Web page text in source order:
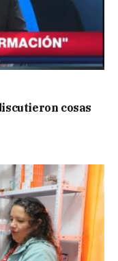
cosas